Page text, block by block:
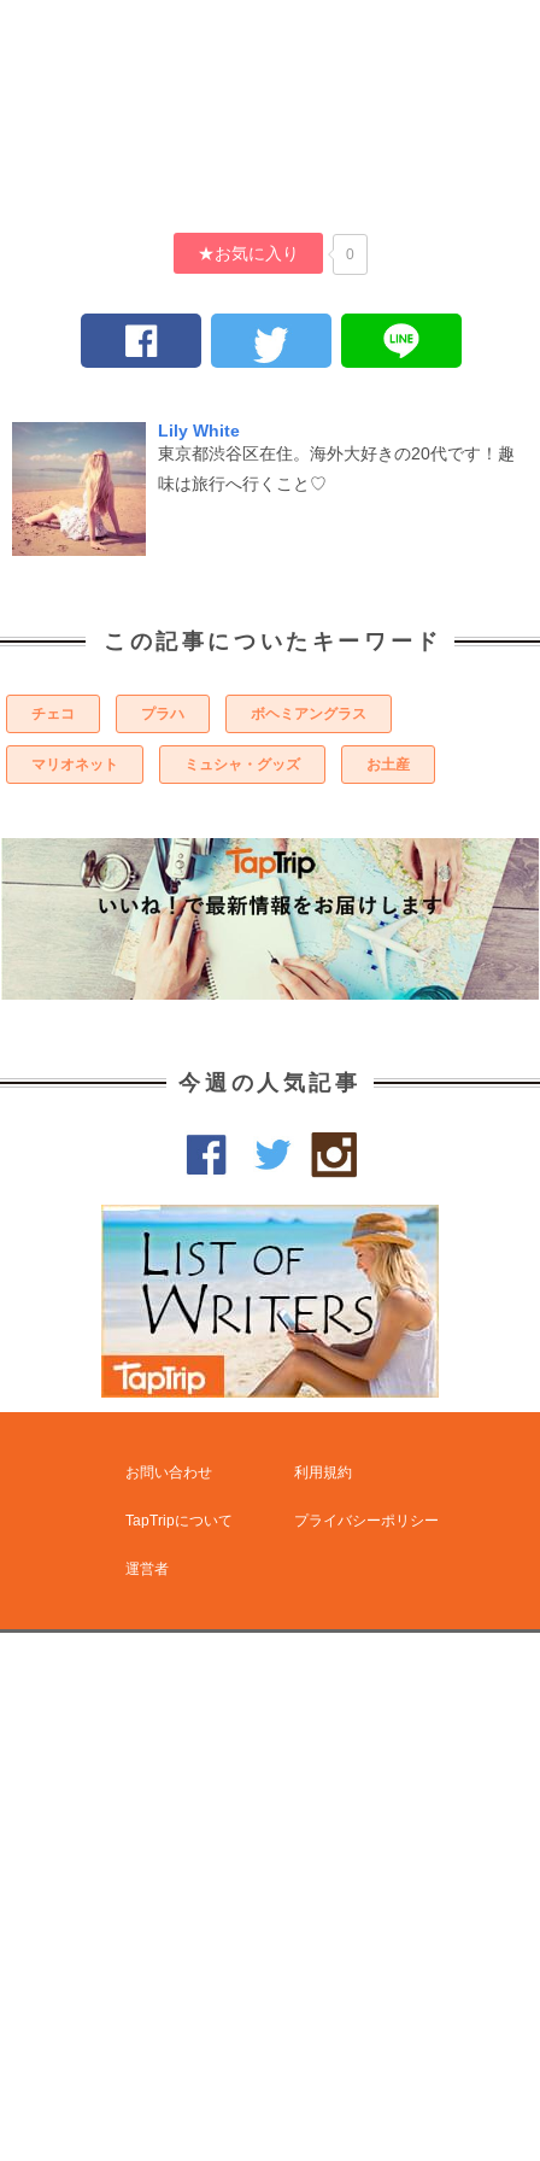
★お気に入り 0
Lily White
東京都渋谷区在住。海外大好きの20代です！趣
味は旅行へ行くこと♡
この記事についたキーワード
チェコ プラハ ボヘミアングラス
マリオネット ミュシャ・グッズ お土産
今週の人気記事
お問い合わせ 利用規約
TapTripについて プライバシーポリシー
運営者